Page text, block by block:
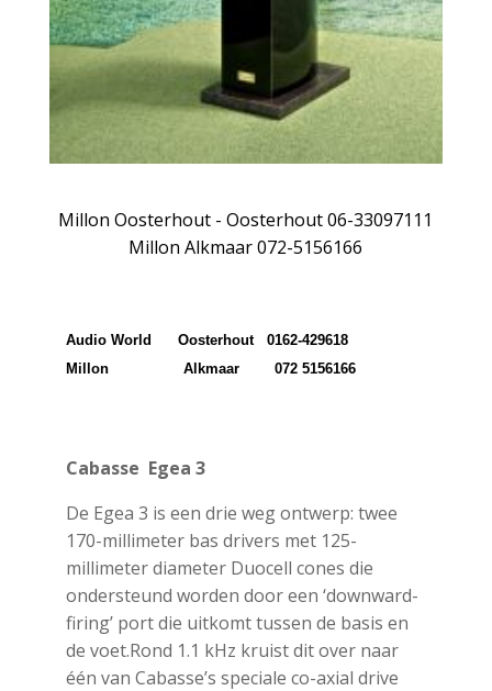
Millon Oosterhout - Oosterhout 06-33097111
Millon Alkmaar 072-5156166
Audio World Oosterhout 0162-429618
Millon Alkmaar 072 5156166
Cabasse Egea 3
De Egea 3 is een drie weg ontwerp: twee
170-millimeter bas drivers met 125-
millimeter diameter Duocell cones die
ondersteund worden door een ‘downward-
firing’ port die uitkomt tussen de basis en
de voet.Rond 1.1 kHz kruist dit over naar
één van Cabasse’s speciale co-axial drive